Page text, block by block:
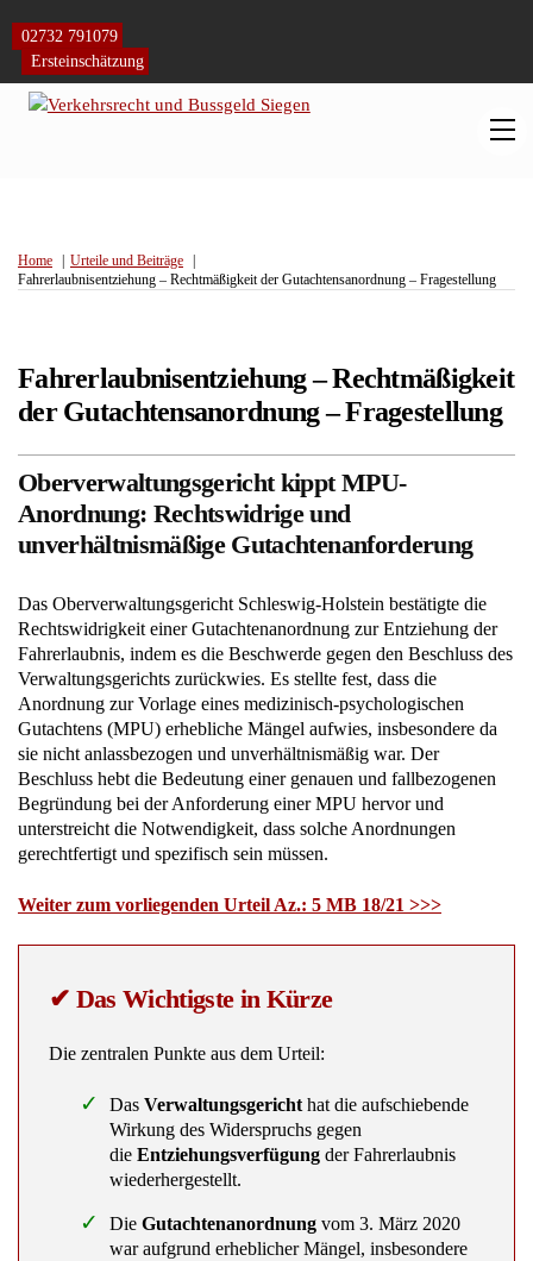
content
02732 791079
Ersteinschätzung
Home
Urteile und Beiträge
Fahrerlaubnisentziehung – Rechtmäßigkeit der Gutachtensanordnung – Fragestellung
Fahrerlaubnisentziehung – Rechtmäßigkeit
der Gutachtensanordnung – Fragestellung
Oberverwaltungsgericht kippt MPU-
Anordnung: Rechtswidrige und
unverhältnismäßige Gutachtenanforderung
Das Oberverwaltungsgericht Schleswig-Holstein bestätigte die
Rechtswidrigkeit einer Gutachtenanordnung zur Entziehung der
Fahrerlaubnis, indem es die Beschwerde gegen den Beschluss des
Verwaltungsgerichts zurückwies. Es stellte fest, dass die
Anordnung zur Vorlage eines medizinisch-psychologischen
Gutachtens (MPU) erhebliche Mängel aufwies, insbesondere da
sie nicht anlassbezogen und unverhältnismäßig war. Der
Beschluss hebt die Bedeutung einer genauen und fallbezogenen
Begründung bei der Anforderung einer MPU hervor und
unterstreicht die Notwendigkeit, dass solche Anordnungen
gerechtfertigt und spezifisch sein müssen.
Weiter zum vorliegenden Urteil Az.: 5 MB 18/21 >>>
✔ Das Wichtigste in Kürze
Die zentralen Punkte aus dem Urteil:
Das Verwaltungsgerichthat die aufschiebende
Wirkung des Widerspruchs gegen
die Entziehungsverfügungder Fahrerlaubnis
wiederhergestellt.
Die Gutachtenanordnungvom 3. März 2020
war aufgrund erheblicher Mängel, insbesondere